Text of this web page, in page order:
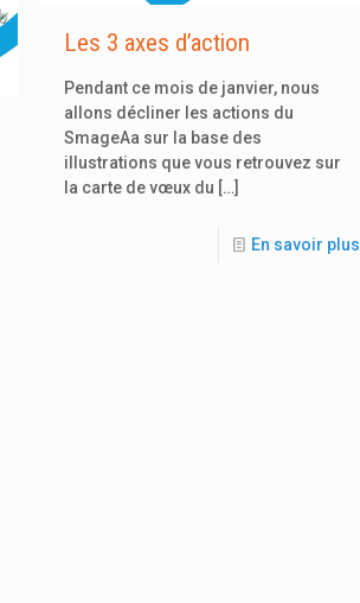
Les 3 axes d’action
Pendant ce mois de janvier, nous
allons décliner les actions du
SmageAa sur la base des
illustrations que vous retrouvez sur
la carte de vœux du […]
En savoir plus